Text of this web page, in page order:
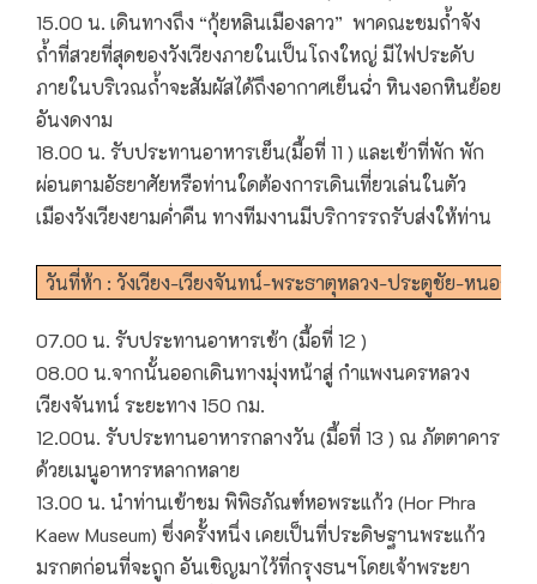
15.00 น. เดินทางถึง “กุ้ยหลินเมืองลาว” พาคณะชมถ้ำจัง
ถ้ำที่สวยที่สุดของวังเวียงภายในเป็นโถงใหญ่ มีไฟประดับ
ภายในบริเวณถ้ำจะสัมผัสได้ถึงอากาศเย็นฉ่ำ หินงอกหินย้อย
อันงดงาม
18.00 น. รับประทานอาหารเย็น(มื้อที่ 11 ) และเข้าที่พัก พัก
ผ่อนตามอัธยาศัยหรือท่านใดต้องการเดินเที่ยวเล่นในตัว
เมืองวังเวียงยามค่ำคืน ทางทีมงานมีบริการรถรับส่งให้ท่าน
วันที่ห้า : วังเวียง-เวียงจันทน์-พระธาตุหลวง-ประตูชัย-หนองค
07.00 น. รับประทานอาหารเช้า (มื้อที่ 12 )
08.00 น.จากนั้นออกเดินทางมุ่งหน้าสู่ กำแพงนครหลวง
เวียงจันทน์ ระยะทาง 150 กม.
12.00น. รับประทานอาหารกลางวัน (มื้อที่ 13 ) ณ ภัตตาคาร
ด้วยเมนูอาหารหลากหลาย
13.00 น. นำท่านเข้าชม พิพิธภัณฑ์หอพระแก้ว (Hor Phra
Kaew Museum) ซึ่งครั้งหนึ่ง เคยเป็นที่ประดิษฐานพระแก้ว
มรกตก่อนที่จะถูก อันเชิญมาไว้ที่กรุงธนฯโดยเจ้าพระยา